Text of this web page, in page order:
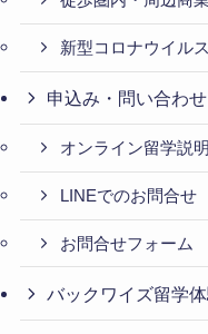
新型コロナウイル
申込み・問い合わせ
オンライン留学説
LINEでのお問合せ
お問合せフォーム
バックワイズ留学